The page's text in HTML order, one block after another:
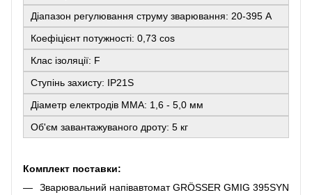
Діапазон регулювання струму зварювання: 20-395 А
Коефіцієнт потужності: 0,73 cos
Клас ізоляції: F
Ступінь захисту: IP21S
Діаметр електродів ММА: 1,6 - 5,0 мм
Об'єм завантажуваного дроту: 5 кг
Комплект поставки:
Зварювальний напівавтомат GRÖSSER GMIG 395SYN